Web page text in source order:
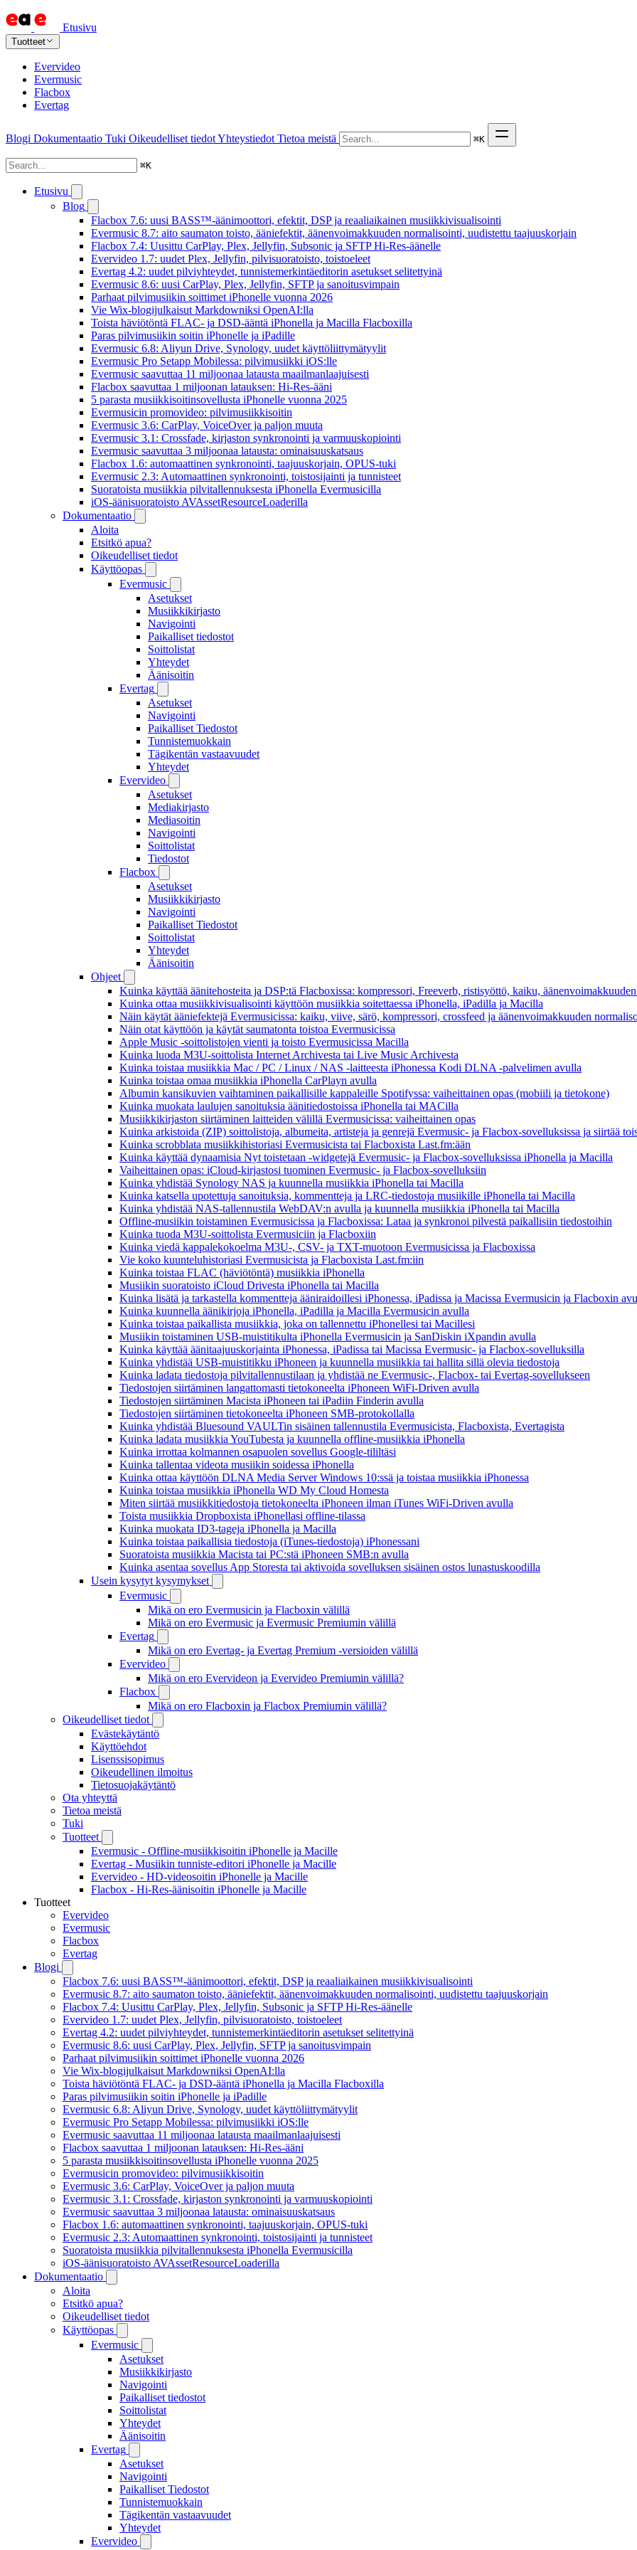
Etusivu
Tuotteet
Evervideo
Evermusic
Flacbox
Evertag
Blogi Dokumentaatio Tuki Oikeudelliset tiedotYhteystiedot Tietoa meistä ⌘K
⌘K
Etusivu
Blog
Flacbox 7.6: uusi BASS™-äänimoottori, efektit, DSP ja reaaliaikainen musiikkivisualisointi
Evermusic 8.7: aito saumaton toisto, ääniefektit, äänenvoimakkuuden normalisointi, uudistettu taajuuskorjain
Flacbox 7.4: Uusittu CarPlay, Plex, Jellyfin, Subsonic ja SFTP Hi-Res-äänelle
Evervideo 1.7: uudet Plex, Jellyfin, pilvisuoratoisto, toistoeleet
Evertag 4.2: uudet pilviyhteydet, tunnistemerkintäeditorin asetukset selitettyinä
Evermusic 8.6: uusi CarPlay, Plex, Jellyfin, SFTP ja sanoitusvimpain
Parhaat pilvimusiikin soittimet iPhonelle vuonna 2026
Vie Wix-blogijulkaisut Markdowniksi OpenAI:lla
Toista häviötöntä FLAC- ja DSD-ääntä iPhonella ja Macilla Flacboxilla
Paras pilvimusiikin soitin iPhonelle ja iPadille
Evermusic 6.8: Aliyun Drive, Synology, uudet käyttöliittymätyylit
Evermusic Pro Setapp Mobilessa: pilvimusiikki iOS:lle
Evermusic saavuttaa 11 miljoonaa latausta maailmanlaajuisesti
Flacbox saavuttaa 1 miljoonan latauksen: Hi-Res-ääni
5 parasta musiikkisoitinsovellusta iPhonelle vuonna 2025
Evermusicin promovideo: pilvimusiikkisoitin
Evermusic 3.6: CarPlay, VoiceOver ja paljon muuta
Evermusic 3.1: Crossfade, kirjaston synkronointi ja varmuuskopiointi
Evermusic saavuttaa 3 miljoonaa latausta: ominaisuuskatsaus
Flacbox 1.6: automaattinen synkronointi, taajuuskorjain, OPUS-tuki
Evermusic 2.3: Automaattinen synkronointi, toistosijainti ja tunnisteet
Suoratoista musiikkia pilvitallennuksesta iPhonella Evermusicilla
iOS-äänisuoratoisto AVAssetResourceLoaderilla
Dokumentaatio
Aloita
Etsitkö apua?
Oikeudelliset tiedot
Käyttöopas
Evermusic
Asetukset
Musiikkikirjasto
Navigointi
Paikalliset tiedostot
Soittolistat
Yhteydet
Äänisoitin
Evertag
Asetukset
Navigointi
Paikalliset Tiedostot
Tunnistemuokkain
Tägikentän vastaavuudet
Yhteydet
Evervideo
Asetukset
Mediakirjasto
Mediasoitin
Navigointi
Soittolistat
Tiedostot
Flacbox
Asetukset
Musiikkikirjasto
Navigointi
Paikalliset Tiedostot
Soittolistat
Yhteydet
Äänisoitin
Ohjeet
Kuinka käyttää äänitehosteita ja DSP:tä Flacboxissa: kompressori, Freeverb, ristisyöttö, kaiku,
Kuinka ottaa musiikkivisualisointi käyttöön musiikkia soitettaessa iPhonella, iPadilla ja Macilla
Näin käytät ääniefektejä Evermusicissa: kaiku, viive, särö, kompressori, crossfeed ja äänenvoimakkuuden
Näin otat käyttöön ja käytät saumatonta toistoa Evermusicissa
Apple Music -soittolistojen vienti ja toisto Evermusicissa Macilla
Kuinka luoda M3U-soittolista Internet Archivesta tai Live Music Archivesta
Kuinka toistaa musiikkia Mac / PC / Linux / NAS -laitteesta iPhonessa Kodi DLNA -palvelimen avulla
Kuinka toistaa omaa musiikkia iPhonella CarPlayn avulla
Albumin kansikuvien vaihtaminen paikallisille kappaleille Spotifyssa: vaiheittainen opas (mobiili ja tietokone)
Kuinka muokata laulujen sanoituksia äänitiedostoissa iPhonella tai MACilla
Musiikkikirjaston siirtäminen laitteiden välillä Evermusicissa: vaiheittainen opas
Kuinka arkistoida (ZIP) soittolistoja, albumeita, artisteja ja genrejä Evermusic- ja Flacbox-sovelluksissa ja siirtää
Kuinka scrobblata musiikkihistoriasi Evermusicista tai Flacboxista Last.fm:ään
Kuinka käyttää dynaamisia Nyt toistetaan -widgetejä Evermusic- ja Flacbox-sovelluksissa iPhonella ja Macilla
Vaiheittainen opas: iCloud-kirjastosi tuominen Evermusic- ja Flacbox-sovelluksiin
Kuinka yhdistää Synology NAS ja kuunnella musiikkia iPhonella tai Macilla
Kuinka katsella upotettuja sanoituksia, kommentteja ja LRC-tiedostoja musiikille iPhonella tai Macilla
Kuinka yhdistää NAS-tallennustila WebDAV:n avulla ja kuunnella musiikkia iPhonella tai Macilla
Offline-musiikin toistaminen Evermusicissa ja Flacboxissa: Lataa ja synkronoi pilvestä paikallisiin tiedostoihin
Kuinka tuoda M3U-soittolista Evermusiciin ja Flacboxiin
Kuinka viedä kappalekokoelma M3U-, CSV- ja TXT-muotoon Evermusicissa ja Flacboxissa
Vie koko kuunteluhistoriasi Evermusicista ja Flacboxista Last.fm:iin
Kuinka toistaa FLAC (häviötöntä) musiikkia iPhonella
Musiikin suoratoisto iCloud Drivesta iPhonella tai Macilla
Kuinka lisätä ja tarkastella kommentteja ääniraidoillesi iPhonessa, iPadissa ja Macissa Evermusicin ja Flacboxin
Kuinka kuunnella äänikirjoja iPhonella, iPadilla ja Macilla Evermusicin avulla
Kuinka toistaa paikallista musiikkia, joka on tallennettu iPhonellesi tai Macillesi
Musiikin toistaminen USB-muistitikulta iPhonella Evermusicin ja SanDiskin iXpandin avulla
Kuinka käyttää äänitaajuuskorjainta iPhonessa, iPadissa tai Macissa Evermusic- ja Flacbox-sovelluksilla
Kuinka yhdistää USB-muistitikku iPhoneen ja kuunnella musiikkia tai hallita sillä olevia tiedostoja
Kuinka ladata tiedostoja pilvitallennustilaan ja yhdistää ne Evermusic-, Flacbox- tai Evertag-sovellukseen
Tiedostojen siirtäminen langattomasti tietokoneelta iPhoneen WiFi-Driven avulla
Tiedostojen siirtäminen Macista iPhoneen tai iPadiin Finderin avulla
Tiedostojen siirtäminen tietokoneelta iPhoneen SMB-protokollalla
Kuinka yhdistää Bluesound VAULTin sisäinen tallennustila Evermusicista, Flacboxista, Evertagista
Kuinka ladata musiikkia YouTubesta ja kuunnella offline-musiikkia iPhonella
Kuinka irrottaa kolmannen osapuolen sovellus Google-tililtäsi
Kuinka tallentaa videota musiikin soidessa iPhonella
Kuinka ottaa käyttöön DLNA Media Server Windows 10:ssä ja toistaa musiikkia iPhonessa
Kuinka toistaa musiikkia iPhonella WD My Cloud Homesta
Miten siirtää musiikkitiedostoja tietokoneelta iPhoneen ilman iTunes WiFi-Driven avulla
Toista musiikkia Dropboxista iPhonellasi offline-tilassa
Kuinka muokata ID3-tageja iPhonella ja Macilla
Kuinka toistaa paikallisia tiedostoja (iTunes-tiedostoja) iPhonessani
Suoratoista musiikkia Macista tai PC:stä iPhoneen SMB:n avulla
Kuinka asentaa sovellus App Storesta tai aktivoida sovelluksen sisäinen ostos lunastuskoodilla
Usein kysytyt kysymykset
Evermusic
Mikä on ero Evermusicin ja Flacboxin välillä
Mikä on ero Evermusic ja Evermusic Premiumin välillä
Evertag
Mikä on ero Evertag- ja Evertag Premium -versioiden välillä
Evervideo
Mikä on ero Evervideon ja Evervideo Premiumin välillä?
Flacbox
Mikä on ero Flacboxin ja Flacbox Premiumin välillä?
Oikeudelliset tiedot
Evästekäytäntö
Käyttöehdot
Lisenssisopimus
Oikeudellinen ilmoitus
Tietosuojakäytäntö
Ota yhteyttä
Tietoa meistä
Tuki
Tuotteet
Evermusic - Offline-musiikkisoitin iPhonelle ja Macille
Evertag - Musiikin tunniste-editori iPhonelle ja Macille
Evervideo - HD-videosoitin iPhonelle ja Macille
Flacbox - Hi-Res-äänisoitin iPhonelle ja Macille
Tuotteet
Evervideo
Evermusic
Flacbox
Evertag
Blogi
Flacbox 7.6: uusi BASS™-äänimoottori, efektit, DSP ja reaaliaikainen musiikkivisualisointi
Evermusic 8.7: aito saumaton toisto, ääniefektit, äänenvoimakkuuden normalisointi, uudistettu taajuuskorjain
Flacbox 7.4: Uusittu CarPlay, Plex, Jellyfin, Subsonic ja SFTP Hi-Res-äänelle
Evervideo 1.7: uudet Plex, Jellyfin, pilvisuoratoisto, toistoeleet
Evertag 4.2: uudet pilviyhteydet, tunnistemerkintäeditorin asetukset selitettyinä
Evermusic 8.6: uusi CarPlay, Plex, Jellyfin, SFTP ja sanoitusvimpain
Parhaat pilvimusiikin soittimet iPhonelle vuonna 2026
Vie Wix-blogijulkaisut Markdowniksi OpenAI:lla
Toista häviötöntä FLAC- ja DSD-ääntä iPhonella ja Macilla Flacboxilla
Paras pilvimusiikin soitin iPhonelle ja iPadille
Evermusic 6.8: Aliyun Drive, Synology, uudet käyttöliittymätyylit
Evermusic Pro Setapp Mobilessa: pilvimusiikki iOS:lle
Evermusic saavuttaa 11 miljoonaa latausta maailmanlaajuisesti
Flacbox saavuttaa 1 miljoonan latauksen: Hi-Res-ääni
5 parasta musiikkisoitinsovellusta iPhonelle vuonna 2025
Evermusicin promovideo: pilvimusiikkisoitin
Evermusic 3.6: CarPlay, VoiceOver ja paljon muuta
Evermusic 3.1: Crossfade, kirjaston synkronointi ja varmuuskopiointi
Evermusic saavuttaa 3 miljoonaa latausta: ominaisuuskatsaus
Flacbox 1.6: automaattinen synkronointi, taajuuskorjain, OPUS-tuki
Evermusic 2.3: Automaattinen synkronointi, toistosijainti ja tunnisteet
Suoratoista musiikkia pilvitallennuksesta iPhonella Evermusicilla
iOS-äänisuoratoisto AVAssetResourceLoaderilla
Dokumentaatio
Aloita
Etsitkö apua?
Oikeudelliset tiedot
Käyttöopas
Evermusic
Asetukset
Musiikkikirjasto
Navigointi
Paikalliset tiedostot
Soittolistat
Yhteydet
Äänisoitin
Evertag
Asetukset
Navigointi
Paikalliset Tiedostot
Tunnistemuokkain
Tägikentän vastaavuudet
Yhteydet
Evervideo